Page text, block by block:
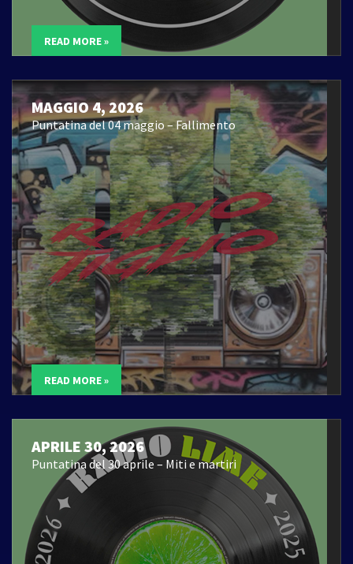
READ MORE »
MAGGIO 4, 2026
Puntatina del 04 maggio – Fallimento
READ MORE »
APRILE 30, 2026
Puntatina del 30 aprile – Miti e martiri